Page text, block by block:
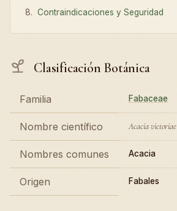
Contraindicaciones y Seguridad
Clasificación Botánica
Familia Fabaceae
Nombre científico Acacia victoriae
Nombres comunes Acacia
Origen Fabales